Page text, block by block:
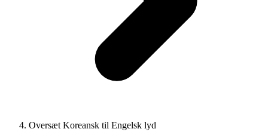
Oversæt Koreansk til Engelsk lyd